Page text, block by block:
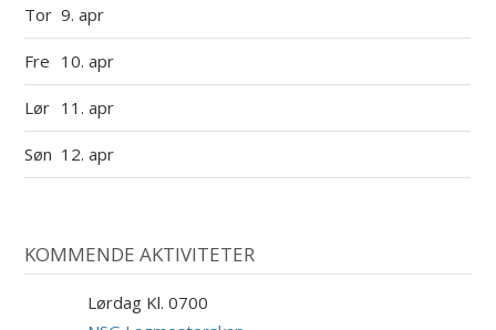
Tor 9. apr
Fre 10. apr
Lør 11. apr
Søn 12. apr
KOMMENDE AKTIVITETER
Lørdag Kl. 0700